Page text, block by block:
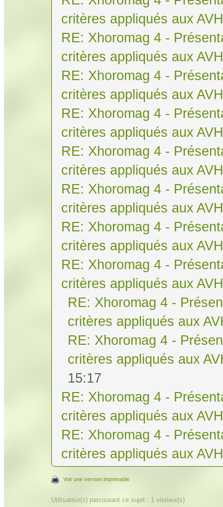
critères appliqués aux AVH
RE: Xhoromag 4 -
critères appliqués aux AVH
RE: Xhoromag 4 -
critères appliqués aux AVH
RE: Xhoromag 4 -
critères appliqués aux AVH
RE: Xhoromag 4 -
critères appliqués aux AVH
RE: Xhoromag 4 -
critères appliqués aux AVH
RE: Xhoromag 4 -
critères appliqués aux AVH
RE: Xhoromag 4 -
critères appliqués aux AVH
RE: Xhoromag 4 -
critères appliqués aux
RE: Xhoromag 4 -
critères appliqués aux
15:17
RE: Xhoromag 4 -
critères appliqués aux AVH
RE: Xhoromag 4 -
critères appliqués aux AVH
Voir une version imprimable
Utilisateur(s) parcourant ce sujet : 1 visiteur(s)